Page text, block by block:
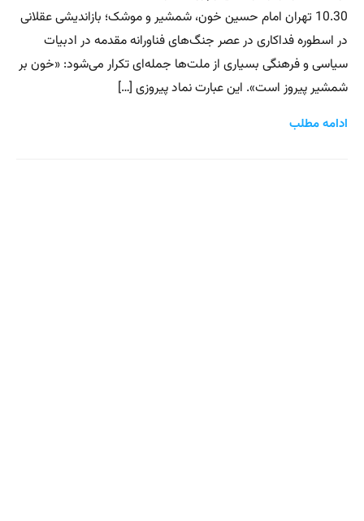
10.30 تهران امام حسین خون، شمشیر و موشک؛ بازاندیشی عقلانی
در اسطوره فداکاری در عصر جنگ‌های فناورانه مقدمه در ادبیات
سیاسی و فرهنگی بسیاری از ملت‌ها جمله‌ای تکرار می‌شود: «خون بر
شمشیر پیروز است». این عبارت نماد پیروزی […]
ادامه مطلب